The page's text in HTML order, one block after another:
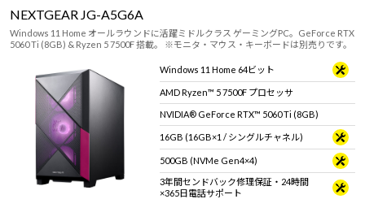
NEXTGEAR JG-A5G6A
Windows 11 Home オールラウンドに活躍ミドルクラス ゲーミングPC。GeForce RTX
5060 Ti (8GB) & Ryzen 5 7500F 搭載。 ※モニタ・マウス・キーボードは別売りです。
Windows 11 Home 64ビット
AMD Ryzen™ 5 7500F プロセッサ
NVIDIA® GeForce RTX™ 5060 Ti (8GB)
16GB (16GB×1 / シングルチャネル)
500GB (NVMe Gen4×4)
3年間センドバック修理保証・24時間
×365日電話サポート